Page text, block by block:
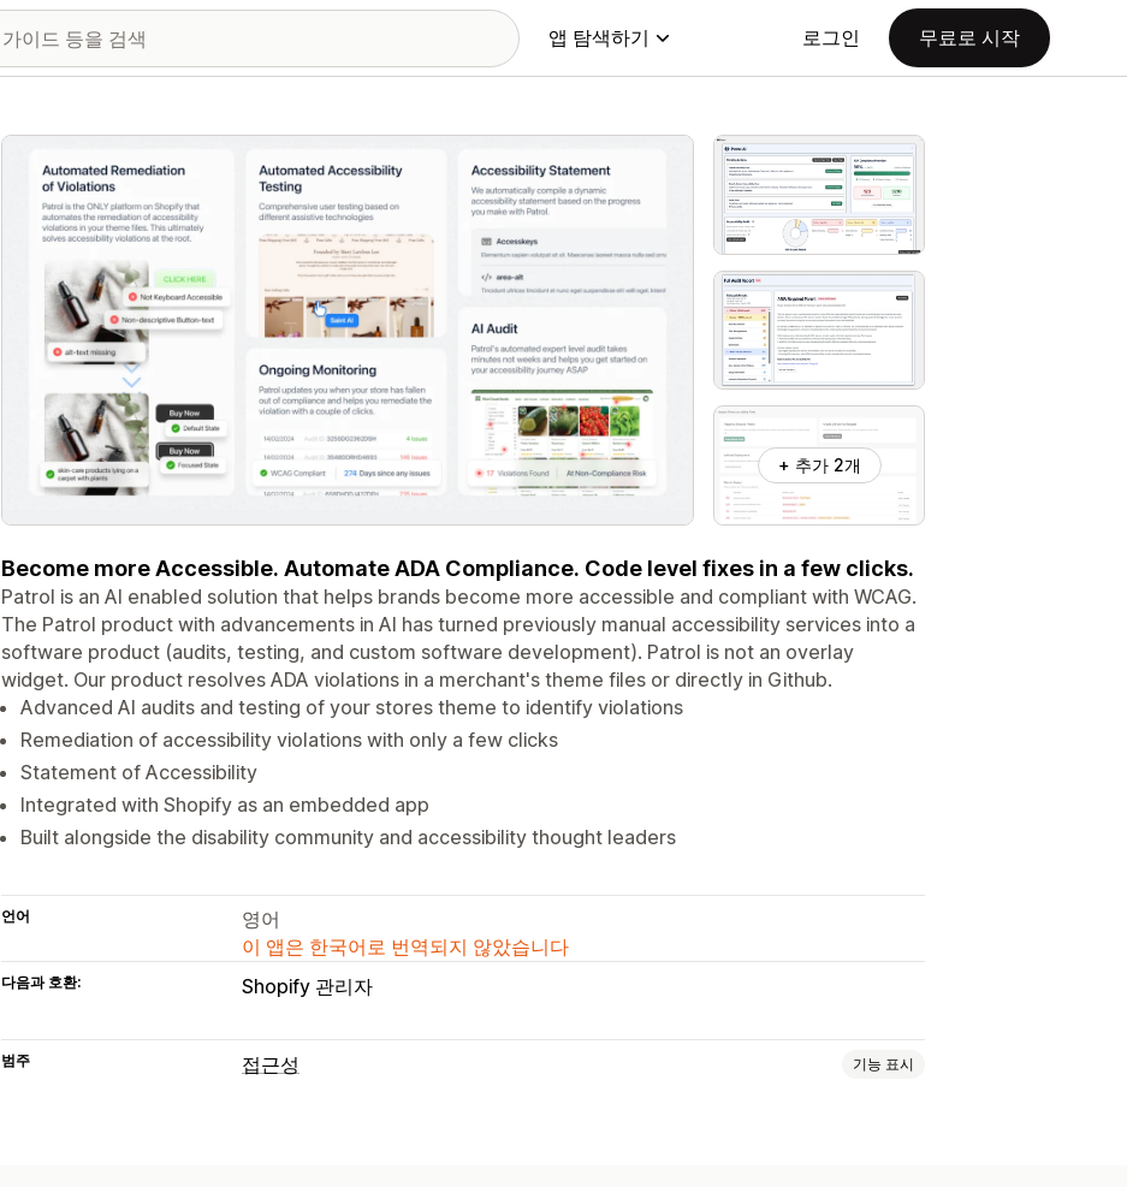
앱 탐색하기 로그인 무료로 시작
추천 이미지 갤러리
+ 추가 2개
Become more Accessible. Automate ADA Compliance. Code level fixes in a few clicks.
Patrol is an AI enabled solution that helps brands become more accessible and compliant with WCAG.
The Patrol product with advancements in AI has turned previously manual accessibility services into a
software product (audits, testing, and custom software development). Patrol is not an overlay
widget. Our product resolves ADA violations in a merchant's theme files or directly in Github.
Advanced AI audits and testing of your stores theme to identify violations
Remediation of accessibility violations with only a few clicks
Statement of Accessibility
Integrated with Shopify as an embedded app
Built alongside the disability community and accessibility thought leaders
언어
영어
이 앱은 한국어로 번역되지 않았습니다
다음과 호환: Shopify 관리자
범주 접근성 기능 표시